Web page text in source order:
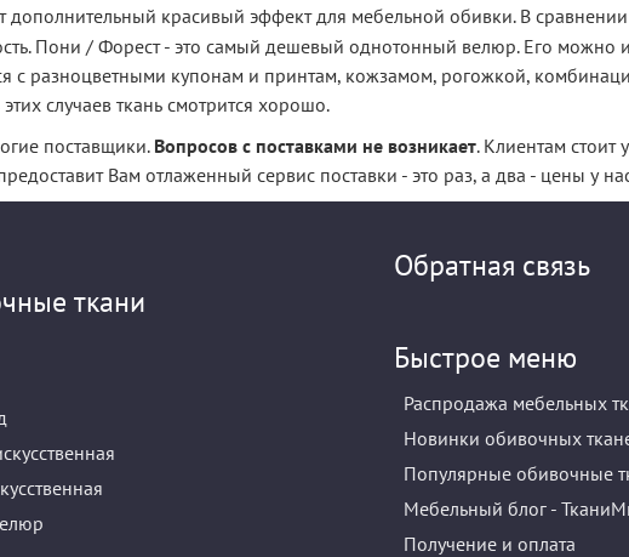
дополнительный красивый эффект для мебельной обивки. В
Пони / Форест - это самый дешевый однотонный велюр. Его можно
с разноцветными купонам и принтам, кожзамом, рогожкой,
случаев ткань смотрится хорошо.
поставщики. Вопросов с поставками не возникает. Клиентам стоит
Вам отлаженный сервис поставки - это раз, а два - цены у
ткани
Обратная связь
Быстрое меню
Распродажа мебельных
Новинки обивочных
Популярные обивочные
Мебельный блог -
Получение и оплата